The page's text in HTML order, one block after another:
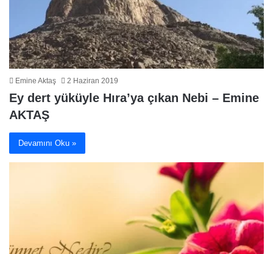
Emine Aktaş 2 Haziran 2019
Ey dert yüküyle Hıra’ya çıkan Nebi – Emine
AKTAŞ
Devamını Oku »